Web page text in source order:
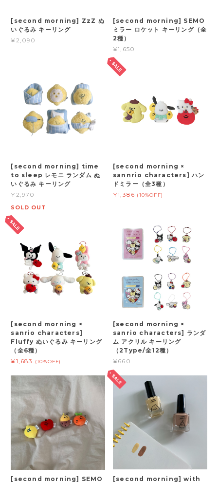
[second morning] ZzZ ぬ
いぐるみ キーリング
¥2,090
[second morning] SEMO
ミラー ロケット キーリング（全
2種）
¥1,650
[second morning] time
to sleep レモニ ランダム ぬ
いぐるみ キーリング
¥2,970
SOLD OUT
[second morning ×
sannrio characters] ハン
ドミラー（全3種）
¥1,386 (10%OFF)
[second morning ×
sanrio characters]
Fluffy ぬいぐるみ キーリング
（全6種）
¥1,683
(10%OFF)
[second morning ×
sanrio characters] ランダ
ム アクリル キーリング
（2Type/全12種）
¥660
[second morning] SEMO
[second morning] with